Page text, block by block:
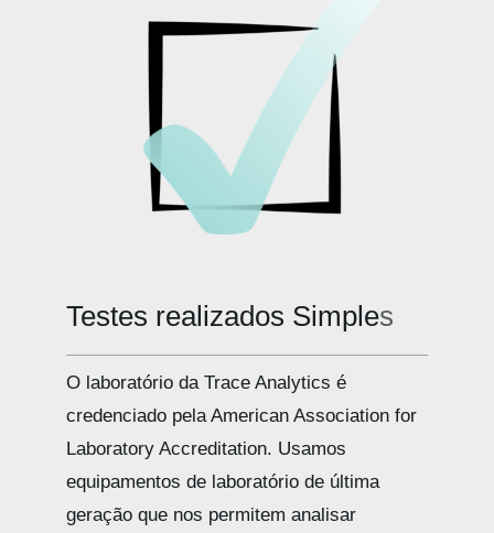
Testes realizados
O laboratório da Trace Analytics é
credenciado pela American Association for
Laboratory Accreditation. Usamos
equipamentos de laboratório de última
geração que nos permitem analisar